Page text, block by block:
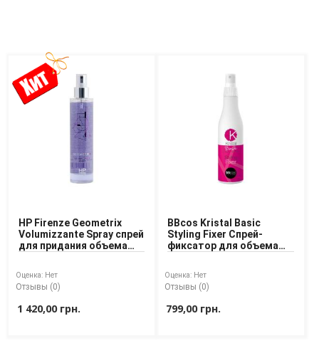
HP Firenze Geometrix
Volumizzante Spray спрей
для придания объема
Оценка: Нет
Отзывы (0)
1 420,00 грн.
BBcos Kristal Basic
Styling Fixer Спрей-
фиксатор для объема
Оценка: Нет
Отзывы (0)
799,00 грн.